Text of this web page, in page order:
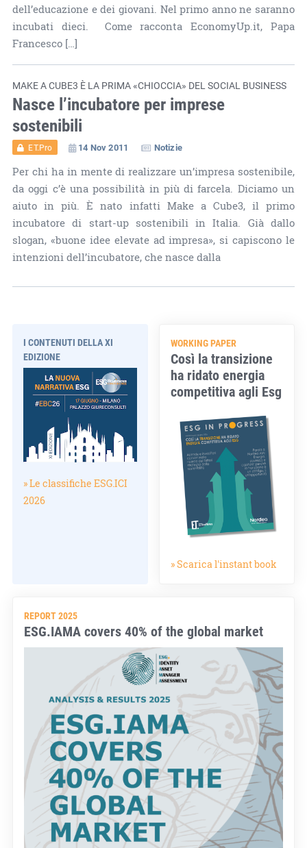
dell’educazione e dei giovani. Nel primo anno ne saranno
incubati dieci. Come racconta EconomyUp.it, Papa
Francesco […]
MAKE A CUBE3 È LA PRIMA «CHIOCCIA» DEL SOCIAL BUSINESS
Nasce l’incubatore per imprese
sostenibili
ET.Pro 14 Nov 2011 Notizie
Per chi ha in mente di realizzare un’impresa sostenibile,
da oggi c’è una possibilità in più di farcela. Diciamo un
aiuto in più. È nato infatti Make a Cube3, il primo
incubatore di start-up sostenibili in Italia. Già dallo
slogan, «buone idee elevate ad impresa», si capiscono le
intenzioni dell’incubatore, che nasce dalla
I CONTENUTI DELLA XI
EDIZIONE
» Le classifiche ESG.ICI
2026
WORKING PAPER
Così la transizione
ha ridato energia
competitiva agli Esg
» Scarica l'instant book
REPORT 2025
ESG.IAMA covers 40% of the global market